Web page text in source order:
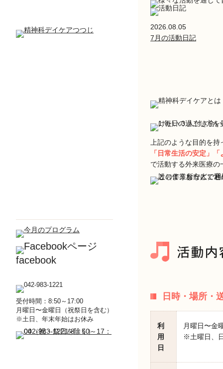
facebook
受付時間：8:50～17:00
月曜日〜金曜日（祝祭日を含む）
※土日、年末年始はお休み
2026.08.05
7月の活動日記
上記のような目的を持
「日常生活の安定」
で活動する外来医療の
日時・場所・
利
用
日
月曜日〜金
※土曜日、